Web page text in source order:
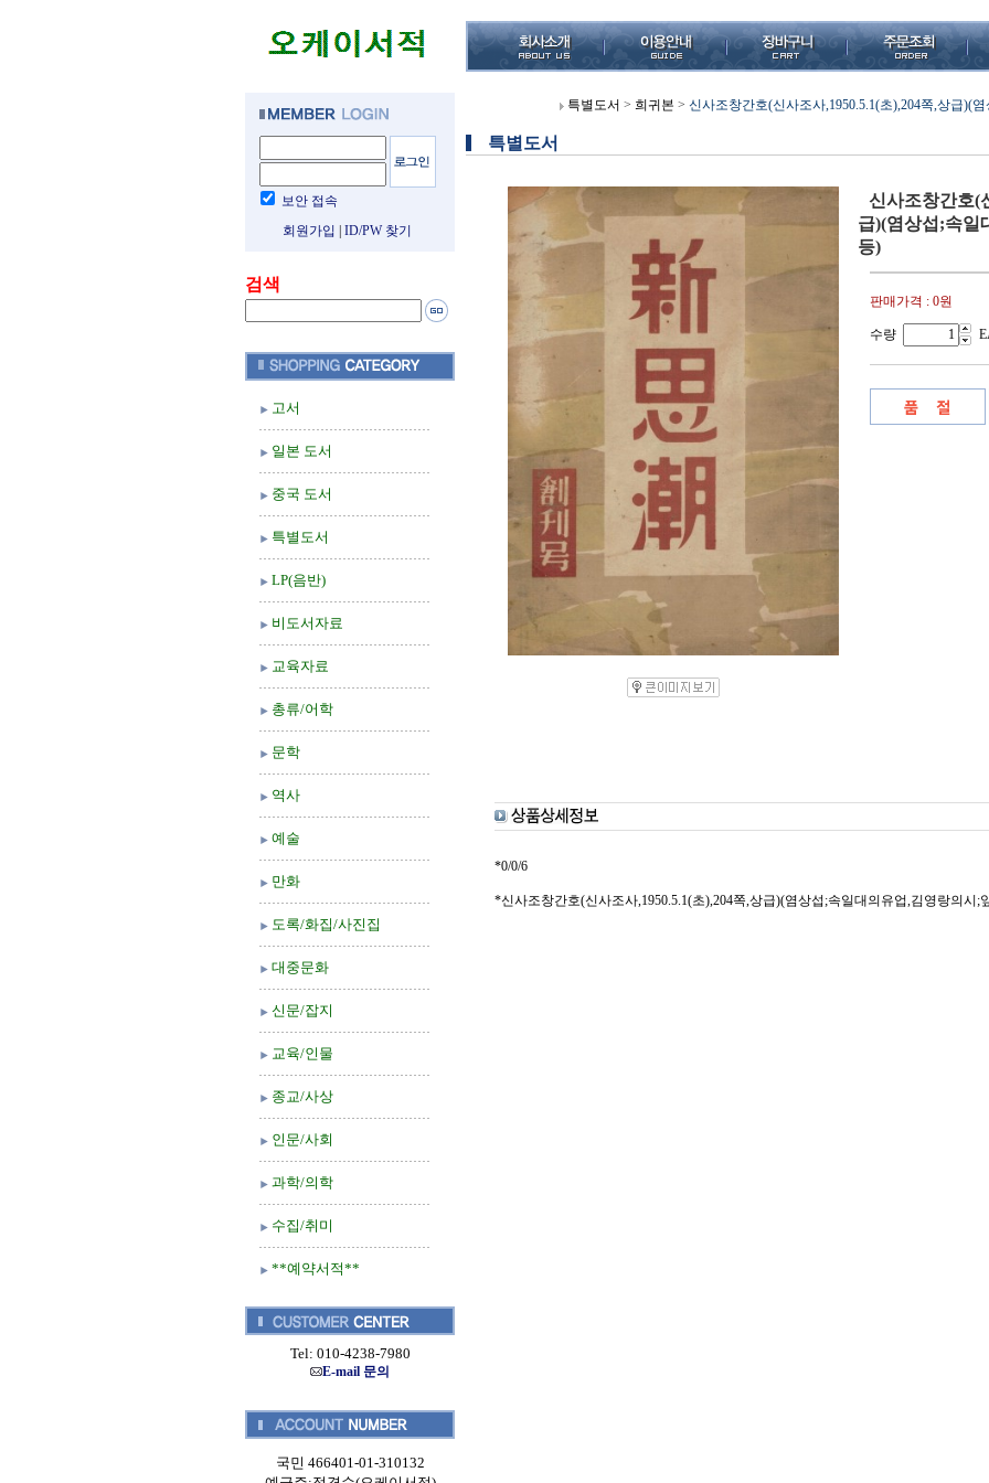
보안 접속
회원가입
ID/PW 찾기
검색
고서
일본 도서
중국 도서
특별도서
LP(음반)
비도서자료
교육자료
총류/어학
문학
역사
예술
만화
도록/화집/사진집
대중문화
신문/잡지
교육/인물
종교/사상
인문/사회
과학/의학
수집/취미
**예약서적**
Tel: 010-4238-7980
E-mail 문의
국민 466401-01-310132
특별도서 > 희귀본 > 신사조창간호(신사조사,1950.5.1(초),204쪽,상급)(
특별도서
신사조창간호(
급)(염상섭;속일
등)
판매가격 : 0원
수량
*0/0/6
*신사조창간호(신사조사,1950.5.1(초),204쪽,상급)(염상섭;속일대의유업,김영랑의시;